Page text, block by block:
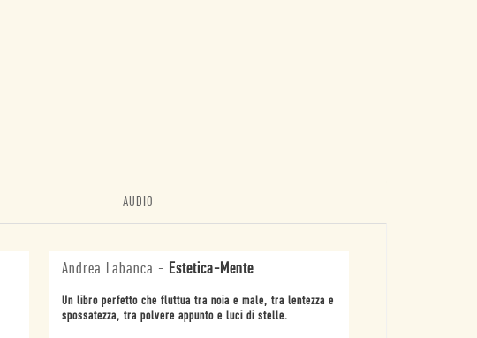
AUDIO
Andrea Labanca - Estetica-Mente
Un libro perfetto che fluttua tra noia e male, tra lentezza e
spossatezza, tra polvere appunto e luci di stelle.